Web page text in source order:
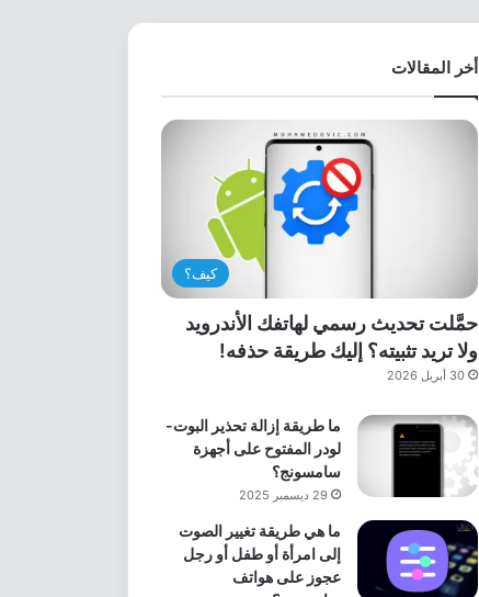
أخر المقالات
كيف؟
حمَّلت تحديث رسمي لهاتفك الأندرويد
ولا تريد تثبيته؟ إليك طريقة حذفه!
30 أبريل 2026
ما طريقة إزالة تحذير البوت-
لودر المفتوح على أجهزة
سامسونج؟
29 ديسمبر 2025
ما هي طريقة تغيير الصوت
إلى امرأة أو طفل أو رجل
عجوز على هواتف